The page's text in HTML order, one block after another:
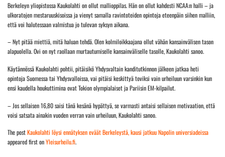
Berkeleyn yliopistossa Kaukolahti on ollut mallioppilas. Hän on ollut kahdesti NCAA:n halli – ja
ulkoratojen mestaruuskisoissa ja vienyt samalla ravintoteiden opintoja eteenpäin siihen malliin,
että voi halutessaan valmistua jo tulevan syksyn aikana.
– Nyt pitää miettiä, mitä haluan tehdä. Olen kolmiloikkaajana ollut vähän kansainvälisen tason
alapuolella. Ovi on nyt raollaan murtautumiselle kansainväliselle tasolle, Kaukolahti sanoo.
Käytännössä Kaukolahti pohtii, pitäisikö Yhdysvaltain kanditutkinnon jälkeen jatkaa heti
opintoja Suomessa tai Yhdysvalloissa, vai pitäisi keskittyä toviksi vain urheiluun varsinkin kun
ensi kaudella houkuttimina ovat Tokion olympialaiset ja Pariisin EM-kilpailut.
– Jos sellaisen 16,80 saisi tänä kesänä hypättyä, se varmasti antaisi sellaisen motivaation, että
voisi satsata ainakin vuoden verran vain urheiluun, Kaukolahti sanoo.
The postKaukolahti löysi ennätyksen eväät Berkeleystä, kausi jatkuu Napolin universiadeissa
appeared first onYleisurheilu.fi.